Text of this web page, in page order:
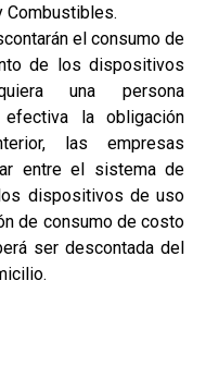
Combustibles.
el consumo de
de los dispositivos
una persona
efectiva la obligación
las empresas
entre el sistema de
dispositivos de uso
de consumo de costo
ser descontada del